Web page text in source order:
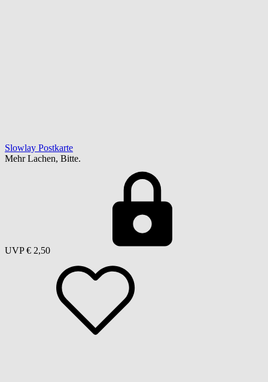
Slowlay Postkarte
Mehr Lachen, Bitte.
UVP € 2,50